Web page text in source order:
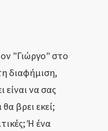
"Γιώργο" στο
διαφήμιση,
να σας
βρει εκεί;
Ή ένα